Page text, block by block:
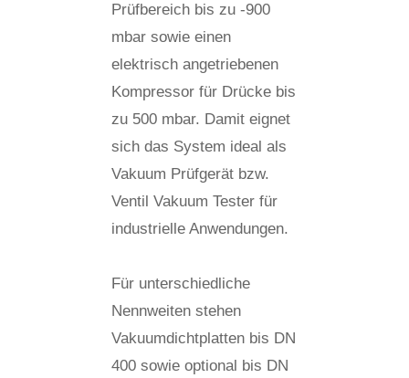
Prüfbereich bis zu -900
mbar sowie einen
elektrisch angetriebenen
Kompressor für Drücke bis
zu 500 mbar. Damit eignet
sich das System ideal als
Vakuum Prüfgerät bzw.
Ventil Vakuum Tester für
industrielle Anwendungen.
Für unterschiedliche
Nennweiten stehen
Vakuumdichtplatten bis DN
400 sowie optional bis DN